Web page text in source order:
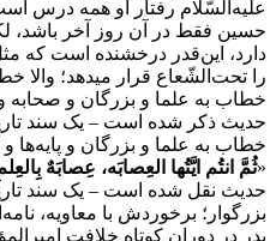
علیه‌السّلام رفتار او همه درس
حسین فقط در آن روز آخر باشد،
دارد، این‌قدر درخشنده است که
را تحت‌الشّعاع قرار میدهد؛ والا
خطاب به علما و بزرگان و صحابه
حدیث ذکر شده است – یک سند
خطاب به علما و بزرگان و
«ثُمَّ انتُم ایَّتُها العِصابَه، عِصابَهٌ
حدیث نقل شده است – یک سند
بزرگوار؛ برخوردش با معاویه،
پدر در دوران کوتاه خلافت